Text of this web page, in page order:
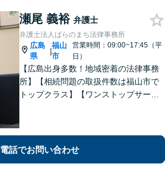
瀬尾 義裕 弁護士
弁護士法人ばらのまち法律事務所
広島
県
|
福山
市
営業時間：09:00~17:45（平
日）
【広島出身多数！地域密着の法律事務
所】【相続問題の取扱件数は福山市で
トップクラス】【ワンストップサービ
遺言・相続、債務整理など、幅広い分
電話でお問い合わせ